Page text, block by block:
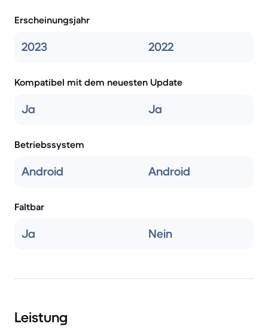
Erscheinungsjahr
2023 2022
Kompatibel mit dem neuesten Update
Ja Ja
Betriebssystem
Android Android
Faltbar
Ja Nein
Leistung